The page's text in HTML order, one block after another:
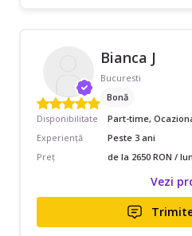
Bianca J
Bucuresti
Bonă
Disponibilitate
Part-time,
Experiență
Peste 3 ani
Preț
de la 2650 RON /
Vezi